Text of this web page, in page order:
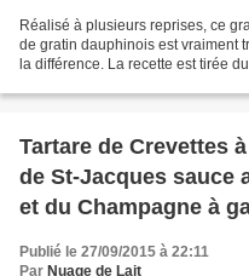
Réalisé à plusieurs reprises, ce
de gratin dauphinois est vraiment
la différence. La recette est tirée
Tartare de Crevettes
de St-Jacques sauce
et du Champagne à
Publié le 27/09/2015 à 22:11
Par Nuage de Lait